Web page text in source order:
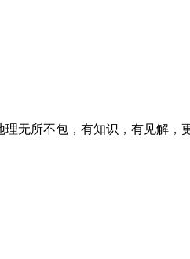
无所不包，有知识，有见解，